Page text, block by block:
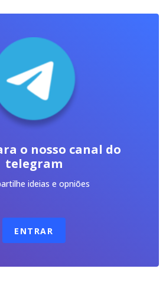
o nosso canal do
telegram
ideias e opniões
ENTRAR